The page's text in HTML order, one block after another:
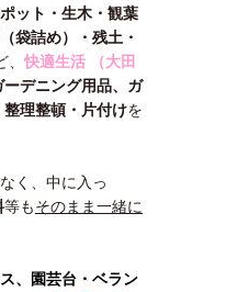
ット・生木・観葉
袋詰め）・残土・
、快適生活 （大田
ーデニング用品、ガ
理整頓・片付けを
く、中に入っ
等もそのまま一緒に
、園芸台・ ベラン